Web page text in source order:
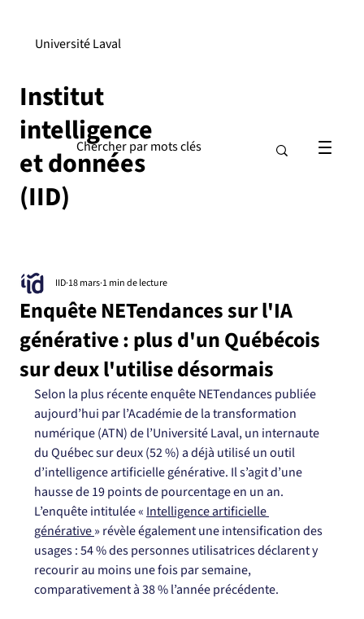
Institut
intelligence
et données
(IID)
Université Laval
Enquête NETendances sur l'IA
générative : plus d'un Québécois
sur deux l'utilise désormais
IID 18 mars 1 min de lecture
Selon la plus récente enquête NETendances publiée
aujourd’hui par l’Académie de la transformation
numérique (ATN) de l’Université Laval, un internaute
du Québec sur deux (52 %) a déjà utilisé un outil
d’intelligence artificielle générative. Il s’agit d’une
hausse de 19 points de pourcentage en un an.
L’enquête intitulée « Intelligence artificielle
générative » révèle également une intensification des
usages : 54 % des personnes utilisatrices déclarent y
recourir au moins une fois par semaine,
comparativement à 38 % l’année précédente.